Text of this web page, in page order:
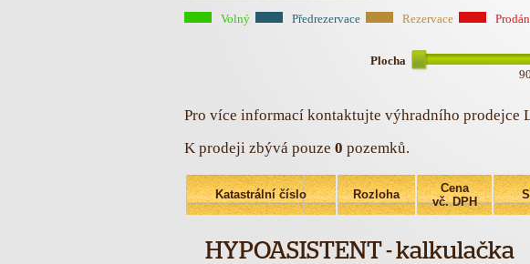
Volný Předrezervace Rezervace
Plocha
Pro více informací kontaktujte výhradního prodejce
K prodeji zbývá pouze 0 pozemků.
Katastrální číslo Rozloha
Cena
vč. DPH
HYPOASISTENT - kalkulačka